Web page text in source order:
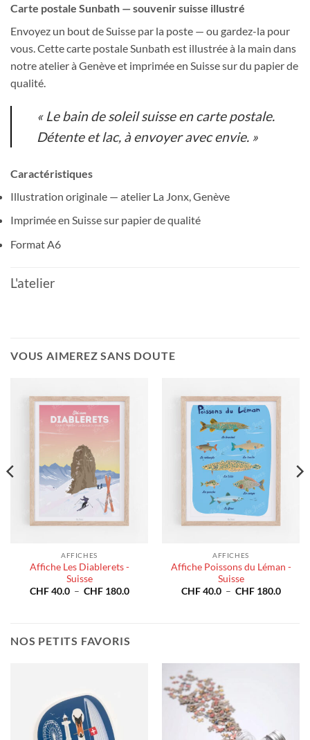
Carte postale Sunbath — souvenir suisse illustré
Envoyez un bout de Suisse par la poste — ou gardez-la pour
vous. Cette carte postale Sunbath est illustrée à la main dans
notre atelier à Genève et imprimée en Suisse sur du papier de
qualité.
« Le bain de soleil suisse en carte postale.
Détente et lac, à envoyer avec envie. »
Caractéristiques
Illustration originale — atelier La Jonx, Genève
Imprimée en Suisse sur papier de qualité
Format A6
L'atelier
VOUS AIMEREZ SANS DOUTE
AFFICHES
Affiche Les Diablerets -
Suisse
CHF40.0 – CHF180.0Plage
CHF 180.0
AFFICHES
Affiche Poissons du Léman -
Suisse
CHF40.0 – CHF180.0Plage
NOS PETITS FAVORIS